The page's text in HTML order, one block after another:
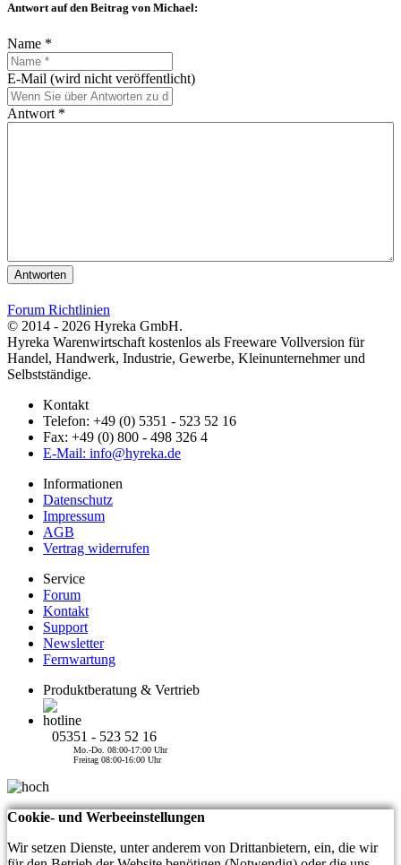
Antwort auf den Beitrag von Michael:
Name *
E-Mail (wird nicht veröffentlicht)
Antwort *
Antworten
Forum Richtlinien
© 2014 - 2026 Hyreka GmbH.
Hyreka Warenwirtschaft kostenlos als Freeware Vollversion für
Handel, Handwerk, Industrie, Gewerbe, Kleinunternehmer und
Selbstständige.
Kontakt
Telefon: +49 (0) 5351 - 523 52 16
Fax: +49 (0) 800 - 498 326 4
E-Mail: info@hyreka.de
Informationen
Datenschutz
Impressum
AGB
Vertrag widerrufen
Service
Forum
Kontakt
Support
Newsletter
Fernwartung
Produktberatung & Vertrieb
05351 - 523 52 16
Mo.-Do. 08:00-17:00 Uhr
Freitag 08:00-16:00 Uhr
Cookie- und Werbeeinstellungen
Wir setzen Dienste, unter anderem von Drittanbietern, ein, die wir